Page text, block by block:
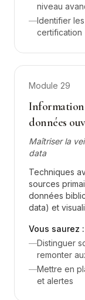
niveau
—Identifier
certification
Module 29
Information
données
Maîtriser la
data
Techniques
sources
données
data) et
Vous saurez :
—Distinguer
remonter
—Mettre en
et alertes